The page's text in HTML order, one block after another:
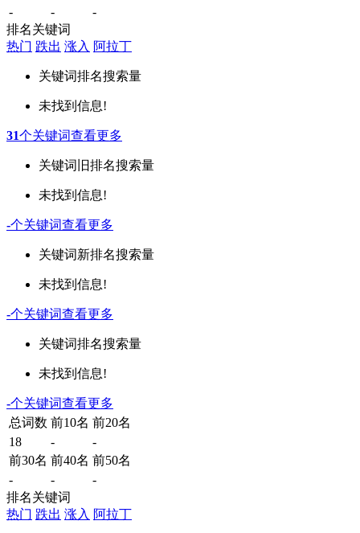
-
-
-
排名关键词
热门 跌出 涨入 阿拉丁
关键词排名搜索量
未找到信息!
31个关键词查看更多
关键词 旧排名搜索量
未找到信息!
-个关键词查看更多
关键词新排名搜索量
未找到信息!
-个关键词查看更多
关键词排名搜索量
未找到信息!
-个关键词查看更多
总词数 前10名 前20名
18
-
-
前30名 前40名 前50名
-
-
-
排名关键词
热门 跌出 涨入 阿拉丁